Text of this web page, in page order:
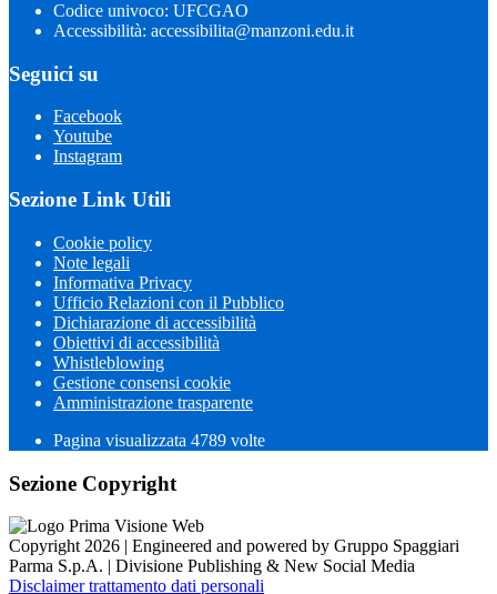
Codice univoco: UFCGAO
Accessibilità: accessibilita@manzoni.edu.it
Seguici su
Facebook
Youtube
Instagram
Sezione Link Utili
Cookie policy
Note legali
Informativa Privacy
Ufficio Relazioni con il Pubblico
Dichiarazione di accessibilità
Obiettivi di accessibilità
Whistleblowing
Gestione consensi cookie
Amministrazione trasparente
Pagina visualizzata 4789 volte
Sezione Copyright
Copyright 2026 | Engineered and powered by Gruppo Spaggiari
Parma S.p.A. | Divisione Publishing & New Social Media
Disclaimer trattamento dati personali